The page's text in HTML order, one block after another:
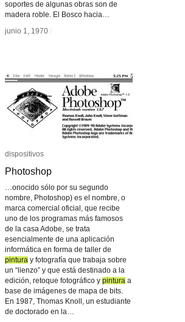
soportes de algunas obras son de
madera roble. El Bosco hacia…
junio 1, 1970 /
junio 1, 1970 /
dispositivos
Photoshop
…onocido sólo por su segundo
nombre, Photoshop) es el nombre, o
marca comercial oficial, que recibe
uno de los programas más famosos
de la casa Adobe, se trata
esencialmente de una aplicación
informática en forma de taller de
pintura y fotografía que trabaja sobre
un “lienzo” y que está destinado a la
edición, retoque fotográfico y pintura a
base de imágenes de mapa de bits.
En 1987, Thomas Knoll, un estudiante
de doctorado en la…
dispositivos
Photoshop
pintura
pintura